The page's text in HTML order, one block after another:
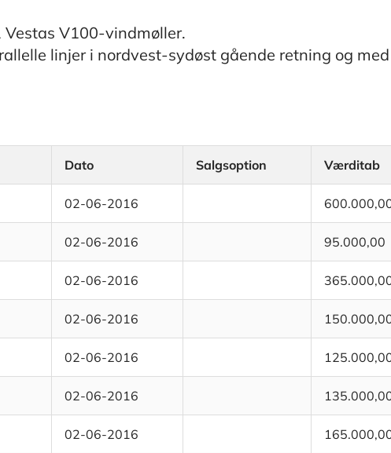
V100-vindmøller.
linjer i nordvest-sydøst gående retning og
Dato Salgsoption Værditab
02-06-2016
02-06-2016 95.000,00
02-06-2016
02-06-2016
02-06-2016
02-06-2016
02-06-2016